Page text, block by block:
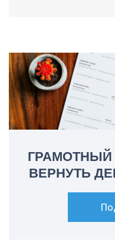
ГРАМОТНЫЙ
ВЕРНУТЬ